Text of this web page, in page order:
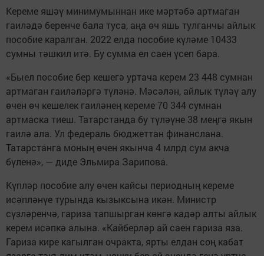
Кереме яшәү минимумыннан ике мәртәбә артмаган
гаиләдә беренче бала туса, аңа өч яшь тулганчы айлык
пособие каралган. 2022 елда пособие күләме 10433
сумны тәшкил итә. Бу сумма ел саен үсеп бара.
«Быел пособие бер кешегә уртача керем 23 448 сумнан
артмаган гаиләләргә түләнә. Мәсәлән, айлык түләү алу
өчен өч кешелек гаиләнең кереме 70 344 сумнан
артмаска тиеш. Татарстанда бу түләүне 38 меңгә якын
гаилә ала. Ул федераль бюджеттан финанслана.
Татарстанга моның өчен якынча 4 млрд сум акча
бүленә», — диде Эльмира Зарипова.
Күпләр пособие алу өчен кайсы периодның кереме
исәпләнүе турында кызыксына икән. Министр
сүзләренчә, гариза тапшырган көнгә кадәр алты айлык
керем исәпкә алына. «Кайберләр ай саен гариза яза.
Гариза кире кагылган очракта, ярты елдан соң кабат